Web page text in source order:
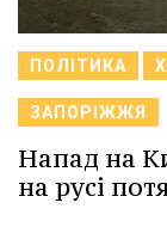
ПОЛІТИКА
ЗАПОРІЖЖЯ
Напад на
на русі